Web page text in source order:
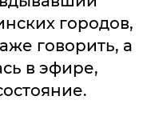
городов,
говорить, а
в эфире,